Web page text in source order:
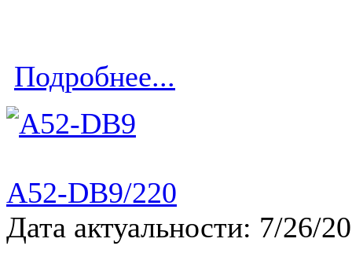
Подробнее...
A52-DB9/220
Дата актуальности: 7/26/